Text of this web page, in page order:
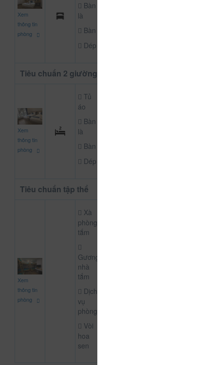
Xem
thông tin
phòng
Bàn
là
Bàn
Dép
Tiêu chuẩn 2 giường
Xem
thông tin
phòng
Tủ
áo
Bàn
là
Bàn
Dép
Tiêu chuẩn tập thể
Xem
thông tin
phòng
Xà
phòng
tắm
Gương
nhà
tắm
Dịch
vụ
phòng
Vòi
hoa
sen